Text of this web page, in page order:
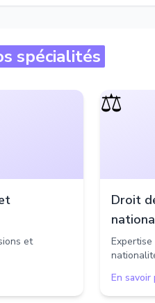
spécialités
et
⚖️
Droit
En savoir